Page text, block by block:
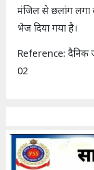
मंजिल से छलांग लगा
भेज दिया गया है।
Reference: दैनिक
02